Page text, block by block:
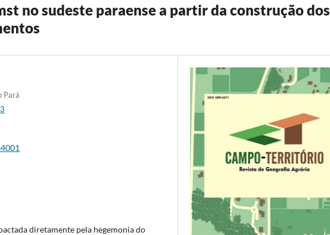
no sudeste paraense a partir da construção dos
Pará
diretamente pela hegemonia do